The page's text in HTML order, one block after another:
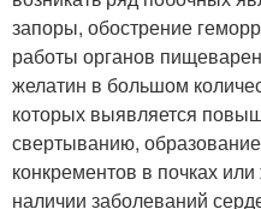
запоры, обострение
работы органов
желатин в большом
которых выявляется
свертыванию,
конкрементов в почках
наличии заболеваний